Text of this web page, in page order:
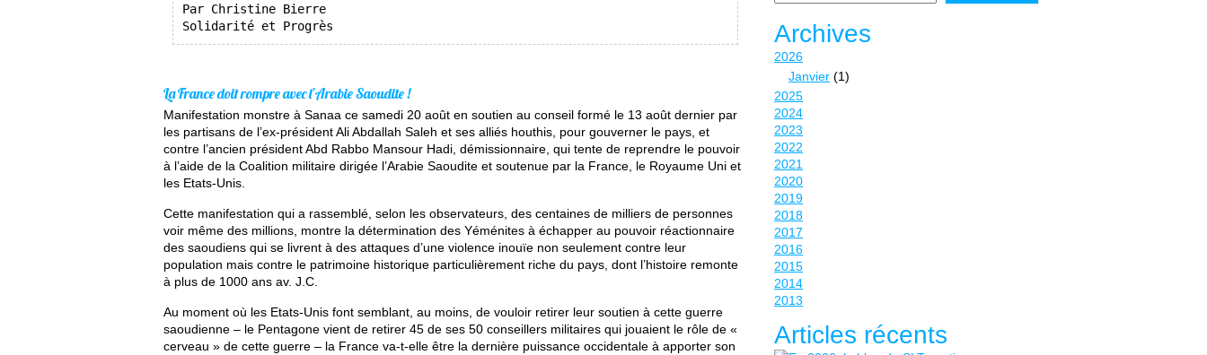
Par Christine Bierre
Solidarité et Progrès
La France doit rompre avec l’Arabie Saoudite !
Manifestation monstre à Sanaa ce samedi 20 août en soutien au conseil formé le 13 août dernier par
les partisans de l’ex-président Ali Abdallah Saleh et ses alliés houthis, pour gouverner le pays, et
contre l’ancien président Abd Rabbo Mansour Hadi, démissionnaire, qui tente de reprendre le pouvoir
à l’aide de la Coalition militaire dirigée l’Arabie Saoudite et soutenue par la France, le Royaume Uni et
les Etats-Unis.
Cette manifestation qui a rassemblé, selon les observateurs, des centaines de milliers de personnes
voir même des millions, montre la détermination des Yéménites à échapper au pouvoir réactionnaire
des saoudiens qui se livrent à des attaques d’une violence inouïe non seulement contre leur
population mais contre le patrimoine historique particulièrement riche du pays, dont l’histoire remonte
à plus de 1000 ans av. J.C.
Au moment où les Etats-Unis font semblant, au moins, de vouloir retirer leur soutien à cette guerre
saoudienne – le Pentagone vient de retirer 45 de ses 50 conseillers militaires qui jouaient le rôle de «
cerveau » de cette guerre – la France va-t-elle être la dernière puissance occidentale à apporter son
Archives
2026
Janvier (1)
2025
2024
2023
2022
2021
2020
2019
2018
2017
2016
2015
2014
2013
Articles récents